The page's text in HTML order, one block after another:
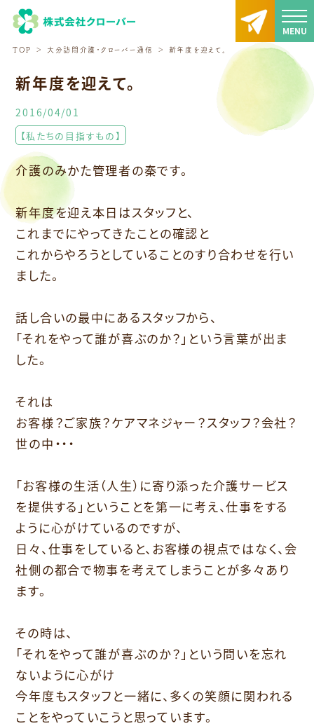
TOP 大分訪問介護・クローバー通信 新年度を迎えて。
新年度を迎えて。
2016/04/01
【私たちの目指すもの】
介護のみかた管理者の秦です。
新年度を迎え本日はスタッフと、
これまでにやってきたことの確認と
これからやろうとしていることのすり合わせを行い
ました。
話し合いの最中にあるスタッフから、
「それをやって誰が喜ぶのか？」という言葉が出ま
した。
それは
お客様？ご家族？ケアマネジャー？スタッフ？会社？
世の中・・・
「お客様の生活（人生）に寄り添った介護サービス
を提供する」ということを第一に考え、仕事をする
ように心がけているのですが、
日々、仕事をしていると、お客様の視点ではなく、会
社側の都合で物事を考えてしまうことが多々あり
ます。
その時は、
「それをやって誰が喜ぶのか？」という問いを忘れ
ないように心がけ
今年度もスタッフと一緒に、多くの笑顔に関われる
ことをやっていこうと思っています。